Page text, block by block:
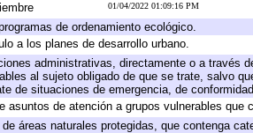
01/04/2022 01:09:16 PM
de ordenamiento ecológico.
a los planes de desarrollo urbano.
administrativas, directamente o a través
al sujeto obligado de que se trate, salvo
de situaciones de emergencia, de
asuntos de atención a grupos vulnerables
áreas naturales protegidas, que contenga